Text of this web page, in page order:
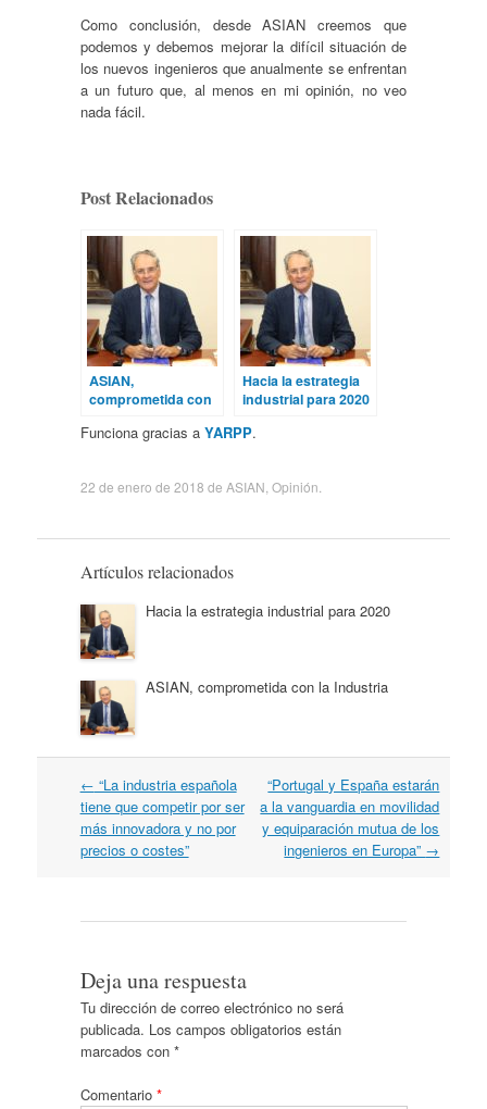
Como conclusión, desde ASIAN creemos que
podemos y debemos mejorar la difícil situación de
los nuevos ingenieros que anualmente se enfrentan
a un futuro que, al menos en mi opinión, no veo
nada fácil.
Post Relacionados
ASIAN,
comprometida con
Hacia la estrategia
industrial para 2020
Funciona gracias a YARPP.
22 de enero de 2018 de ASIAN Opinión
Artículos relacionados
Hacia la estrategia industrial para 2020
ASIAN, comprometida con la Industria
Navegación
por
artículos
← “La industria española
tiene que competir por ser
más innovadora y no por
precios o costes”
“Portugal y España estarán
a la vanguardia en movilidad
y equiparación mutua de los
ingenieros en Europa” →
Deja una respuesta
Tu dirección de correo electrónico no será
publicada. Los campos obligatorios están
marcados con *
Comentario *